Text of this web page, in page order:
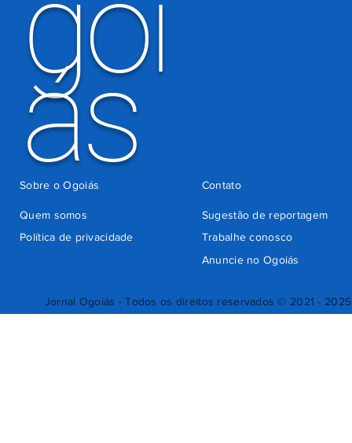
Jornal Ogoiás - Todos os direitos reservados © 2021 - 2025
ás
Quem somos
Sugestão de reportagem
Trabalhe conosco
Política de privacidade
Anuncie no Ogoiás
Contato
Sobre o Ogoiás